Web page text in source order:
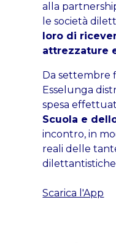
alla
le società
loro di
attrezzature
Da settembre
Esselunga
spesa
Scuola e
incontro, in
reali delle
Scarica l'App